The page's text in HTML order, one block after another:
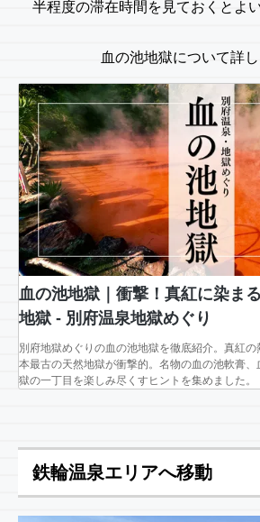
半程度の滞在時間を見ておくとよい
血の池地獄について詳
血の池地獄｜衝撃！真紅に染ま
地獄 - 別府温泉地獄めぐり
別府地獄めぐりの血の池地獄を徹底紹介。真紅
本最古の天然地獄が衝撃的。名物の血の池軟膏
獄の一丁目を楽しみ尽くすヒントを集めました。
鉄輪温泉エリアへ移動